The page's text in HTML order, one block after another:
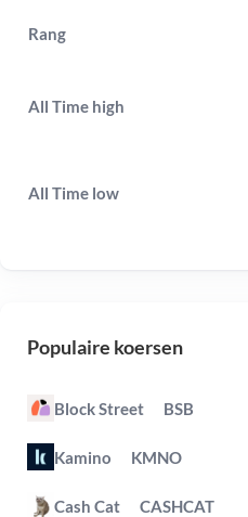
Rang
All Time high
All Time low
Populaire koersen
Block Street BSB
Kamino KMNO
Cash Cat CASHCAT